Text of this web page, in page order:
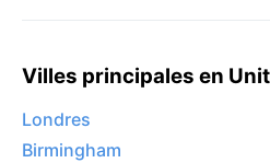
Villes principales en
Londres
Birmingham